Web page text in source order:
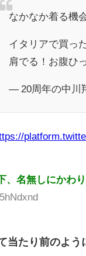
なかなか着る機
イタリアで買っ
肩でる！お腹ひ
— 20周年の中川
、名無しにかわ
当たり前のよう